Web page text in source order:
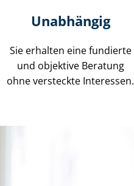
Unabhängig
Sie erhalten eine fundierte
und objektive Beratung
ohne versteckte Interessen.